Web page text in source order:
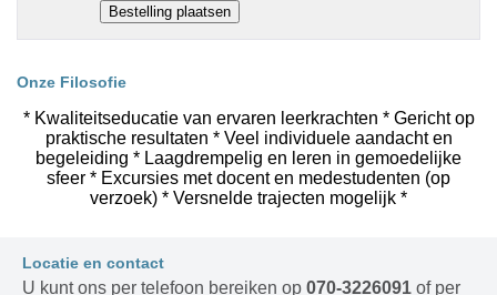
Onze Filosofie
* Kwaliteitseducatie van ervaren leerkrachten * Gericht op
praktische resultaten * Veel individuele aandacht en
begeleiding * Laagdrempelig en leren in gemoedelijke
sfeer * Excursies met docent en medestudenten (op
verzoek) * Versnelde trajecten mogelijk *
Locatie en contact
U kunt ons per telefoon bereiken op 070-3226091 of per